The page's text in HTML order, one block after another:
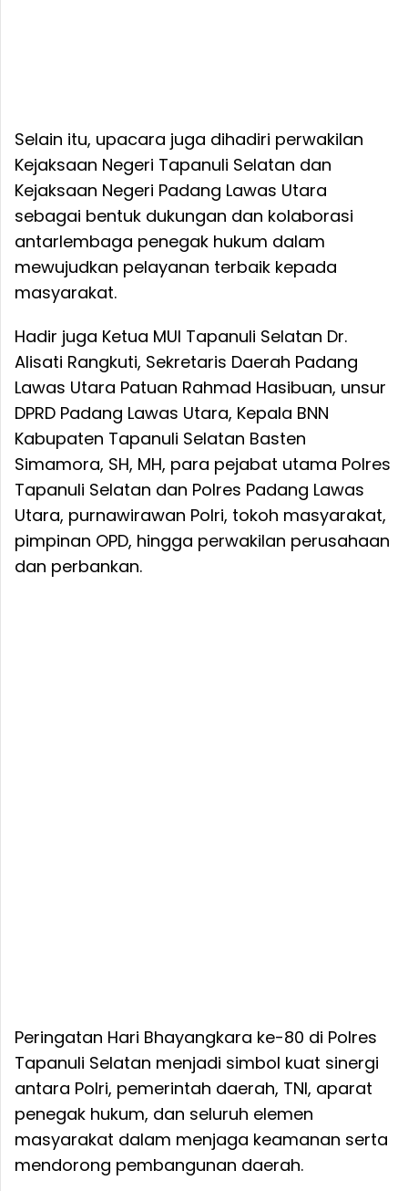
Selain itu, upacara juga dihadiri perwakilan
Kejaksaan Negeri Tapanuli Selatan dan
Kejaksaan Negeri Padang Lawas Utara
sebagai bentuk dukungan dan kolaborasi
antarlembaga penegak hukum dalam
mewujudkan pelayanan terbaik kepada
masyarakat.
Hadir juga Ketua MUI Tapanuli Selatan Dr.
Alisati Rangkuti, Sekretaris Daerah Padang
Lawas Utara Patuan Rahmad Hasibuan, unsur
DPRD Padang Lawas Utara, Kepala BNN
Kabupaten Tapanuli Selatan Basten
Simamora, SH, MH, para pejabat utama Polres
Tapanuli Selatan dan Polres Padang Lawas
Utara, purnawirawan Polri, tokoh masyarakat,
pimpinan OPD, hingga perwakilan perusahaan
dan perbankan.
Peringatan Hari Bhayangkara ke-80 di Polres
Tapanuli Selatan menjadi simbol kuat sinergi
antara Polri, pemerintah daerah, TNI, aparat
penegak hukum, dan seluruh elemen
masyarakat dalam menjaga keamanan serta
mendorong pembangunan daerah.